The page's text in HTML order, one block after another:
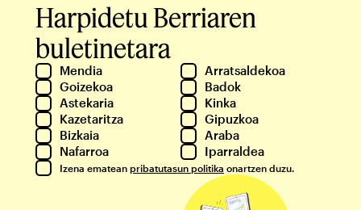
Harpidetu Berriaren
buletinetara
Mendia
Arratsaldekoa
Goizekoa
Badok
Astekaria
Kinka
Kazetaritza
Gipuzkoa
Bizkaia
Araba
Nafarroa
Iparraldea
Izena ematean pribatutasun politika onartzen duzu.